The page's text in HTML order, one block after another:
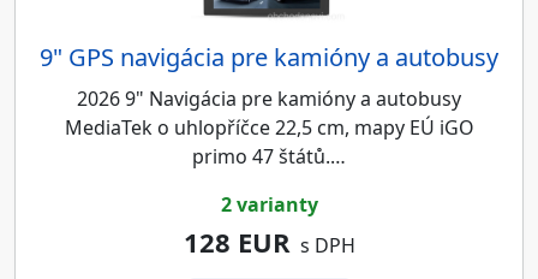
9" GPS navigácia pre kamióny a autobusy
2026 9" Navigácia pre kamióny a autobusy
MediaTek o uhlopříčce 22,5 cm, mapy EÚ iGO
primo 47 štátů.…
2 varianty
128 EUR s DPH